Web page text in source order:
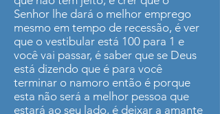
Senhor lhe dará o melhor emprego
mesmo em tempo de recessão, é ver
que o vestibular está 100 para 1 e
você vai passar, é saber que se Deus
está dizendo que é para você
terminar o namoro então é porque
esta não será a melhor pessoa que
estará ao seu lado, é deixar a amante